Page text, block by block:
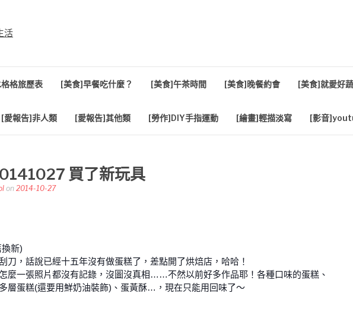
格旅歷表 [美食]早餐吃什麼？ [美食]午茶時間 [美食]晚餐約會 [美食]就愛好蔬
[愛報告]非人類 [愛報告]其他類 [勞作]DIY手指運動 [繪畫]輕描淡寫 [影音
買了新玩具
on 2014-10-27
新)
刀，話說已經十五年沒有做蛋糕了，差點開了烘焙店，哈哈！
麼一張照片都沒有記錄，沒圖沒真相……不然以前好多作品耶！各種口味的蛋糕、
層蛋糕(還要用鮮奶油裝飾)、蛋黃酥…，現在只能用回味了～